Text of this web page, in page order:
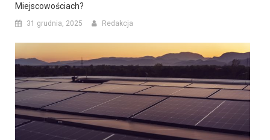
Miejscowościach?
31 grudnia, 2025 Redakcja